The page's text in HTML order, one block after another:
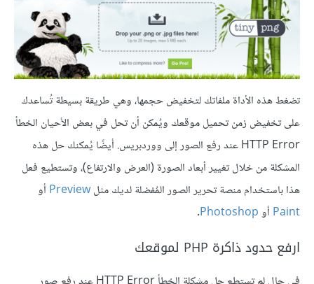
تضغط هذه الأداة ملفاتك لتخفيض حجمها، وهي طريقة بسيطة تُساعدك
على تخفيض زمن تحميل موقعك ويُمكن أن تحل في بعض الأحيان الخطأ
HTTP Error عند رفع الصور إلى ووردبريس. أيضًا يُمكنك حل هذه
المشكلة من خلال تغيير أبعاد الصورة (العرض والارتفاع)، وتستطيع فعل
هذا باستخدام منصة تحرير الصور المُفضلة لديك مثلPreview أو
Paint أوPhotoshop
.
ارفع حدود ذاكرة PHP لموقعك